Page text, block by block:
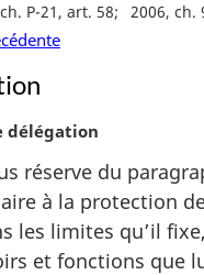
P-21, art. 58 2006, ch.
délégation
réserve du
à la protection
les limites qu’il
et fonctions que